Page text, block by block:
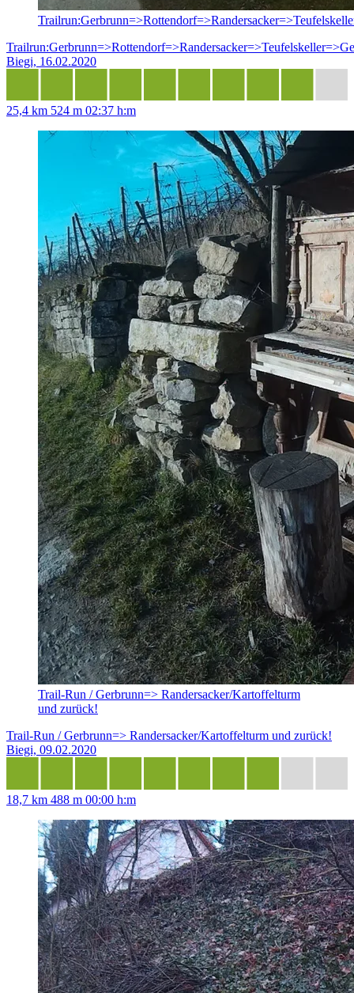
Biegi, 16.02.2020
25,4 km 524 m 02:37 h:m
Trail-Run / Gerbrunn=> Randersacker/Kartoffelturm
und zurück!
Trail-Run / Gerbrunn=> Randersacker/Kartoffelturm und zurück!
Biegi, 09.02.2020
18,7 km 488 m 00:00 h:m